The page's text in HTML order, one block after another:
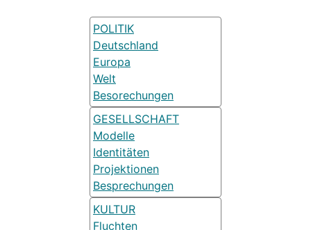
POLITIK
Deutschland
Europa
Welt
Besorechungen
GESELLSCHAFT
Modelle
Identitäten
Projektionen
Besprechungen
KULTUR
Fluchten